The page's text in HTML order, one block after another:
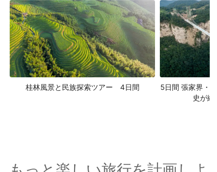
桂林風景と民族探索ツアー 4日間
5日間 張家界・
史が